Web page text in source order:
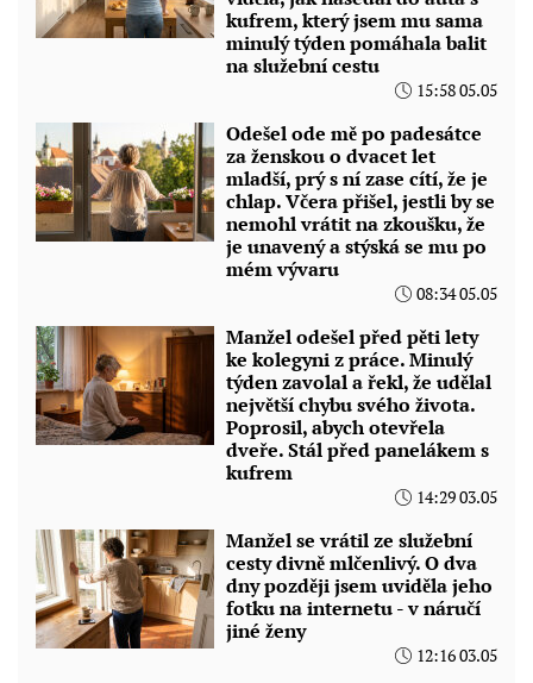
kufrem, který jsem mu sama
minulý týden pomáhala balit
na služební cestu
15:58 05.05
Odešel ode mě po padesátce
za ženskou o dvacet let
mladší, prý s ní zase cítí, že je
chlap. Včera přišel, jestli by se
nemohl vrátit na zkoušku, že
je unavený a stýská se mu po
mém vývaru
08:34 05.05
Manžel odešel před pěti lety
ke kolegyni z práce. Minulý
týden zavolal a řekl, že udělal
největší chybu svého života.
Poprosil, abych otevřela
dveře. Stál před panelákem s
kufrem
14:29 03.05
Manžel se vrátil ze služební
cesty divně mlčenlivý. O dva
dny později jsem uviděla jeho
fotku na internetu - v náručí
jiné ženy
12:16 03.05